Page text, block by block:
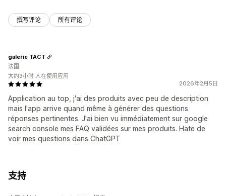
撰写评论 所有评论
2026年2月5日
Application au top, j'ai des produits avec peu de description
mais l'app arrive quand même à générer des questions
réponses pertinentes. J'ai bien vu immédiatement sur google
search console mes FAQ validées sur mes produits. Hate de
voir mes questions dans ChatGPT
galerie TACT
法国
大约3小时 人在使用应用
支持